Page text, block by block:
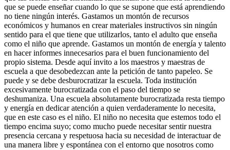
que se puede enseñar cuando lo que se supone que está aprendiendo
no tiene ningún interés. Gastamos un montón de recursos
económicos y humanos en crear materiales instructivos sin ningún
sentido para el que tiene que utilizarlos, tanto el adulto que enseña
como el niño que aprende. Gastamos un montón de energía y talento
en hacer informes innecesarios para el buen funcionamiento del
propio sistema. Desde aquí invito a los maestros y maestras de
escuela a que desobedezcan ante la petición de tanto papeleo. Se
puede y se debe desburocratizar la escuela. Toda institución
excesivamente burocratizada con el paso del tiempo se
deshumaniza. Una escuela absolutamente burocratizada resta tiempo
y energía en dedicar atención a quien verdaderamente lo necesita,
que en este caso es el niño. El niño no necesita que estemos todo el
tiempo encima suyo; como mucho puede necesitar sentir nuestra
presencia cercana y respetuosa hacia su necesidad de interactuar de
una manera libre y espontánea con el entorno que nosotros como